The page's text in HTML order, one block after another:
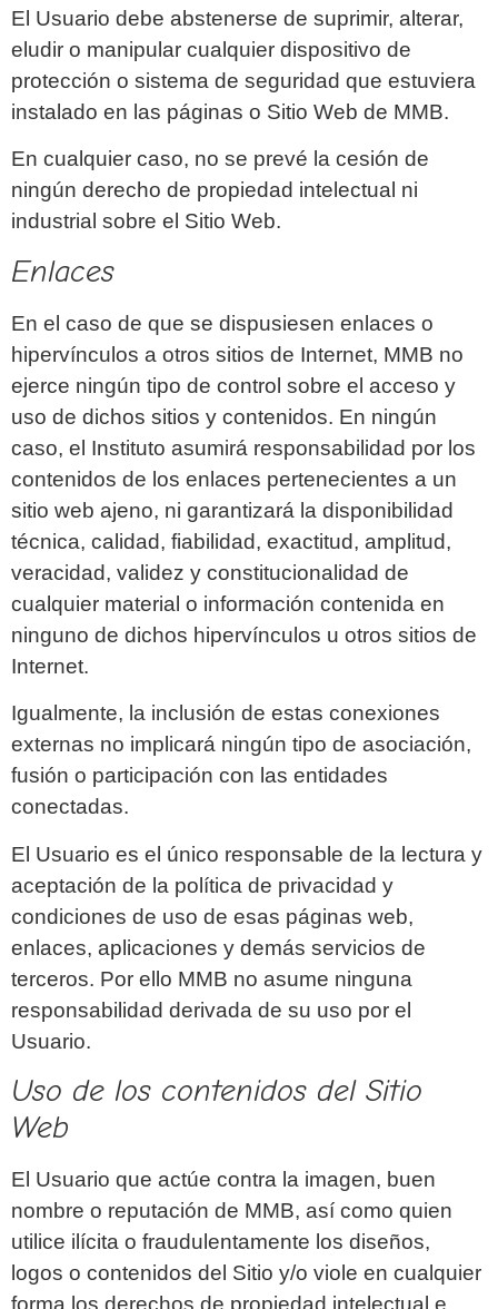
El Usuario debe abstenerse de suprimir, alterar,
eludir o manipular cualquier dispositivo de
protección o sistema de seguridad que estuviera
instalado en las páginas o Sitio Web de MMB.
En cualquier caso, no se prevé la cesión de
ningún derecho de propiedad intelectual ni
industrial sobre el Sitio Web.
Enlaces
En el caso de que se dispusiesen enlaces o
hipervínculos a otros sitios de Internet, MMB no
ejerce ningún tipo de control sobre el acceso y
uso de dichos sitios y contenidos. En ningún
caso, el Instituto asumirá responsabilidad por los
contenidos de los enlaces pertenecientes a un
sitio web ajeno, ni garantizará la disponibilidad
técnica, calidad, fiabilidad, exactitud, amplitud,
veracidad, validez y constitucionalidad de
cualquier material o información contenida en
ninguno de dichos hipervínculos u otros sitios de
Internet.
Igualmente, la inclusión de estas conexiones
externas no implicará ningún tipo de asociación,
fusión o participación con las entidades
conectadas.
El Usuario es el único responsable de la lectura y
aceptación de la política de privacidad y
condiciones de uso de esas páginas web,
enlaces, aplicaciones y demás servicios de
terceros. Por ello MMB no asume ninguna
responsabilidad derivada de su uso por el
Usuario.
Uso de los contenidos del Sitio
Web
El Usuario que actúe contra la imagen, buen
nombre o reputación de MMB, así como quien
utilice ilícita o fraudulentamente los diseños,
logos o contenidos del Sitio y/o viole en cualquier
forma los derechos de propiedad intelectual e